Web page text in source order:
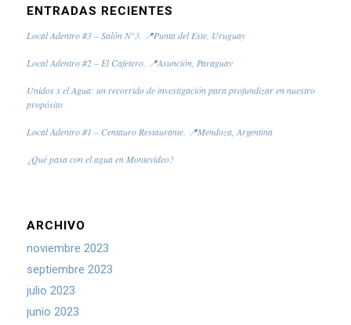
ENTRADAS RECIENTES
Local Adentro #3 – Salón N°3. 📍Punta del Este, Uruguay
Local Adentro #2 – El Cafetero. 📍Asunción, Paraguay
Unidos x el Agua: un recorrido de investigación para profundizar en nuestro
propósito
Local Adentro #1 – Centauro Restaurante. 📍Mendoza, Argentina
¿Qué pasa con el agua en Montevideo?
ARCHIVO
noviembre 2023
septiembre 2023
julio 2023
junio 2023